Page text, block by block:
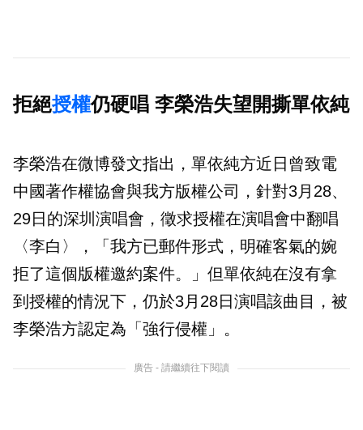
拒絕授權仍硬唱 李榮浩失望開撕單依純
李榮浩在微博發文指出，單依純方近日曾致電
中國著作權協會與我方版權公司，針對3月28、
29日的深圳演唱會，徵求授權在演唱會中翻唱
〈李白〉，「我方已郵件形式，明確客氣的婉
拒了這個版權邀約案件。」但單依純在沒有拿
到授權的情況下，仍於3月28日演唱該曲目，被
李榮浩方認定為「強行侵權」。
廣告 - 請繼續往下閱讀